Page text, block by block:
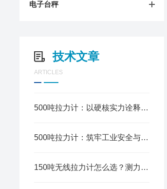
电子台秤
技术文章
ARTICLES
500吨拉力计：以硬核实力诠释精准测量新高度
500吨拉力计：筑牢工业安全与质量的核心防线
150吨无线拉力计怎么选？测力精度、传输距离与防护等级的选购避坑指南